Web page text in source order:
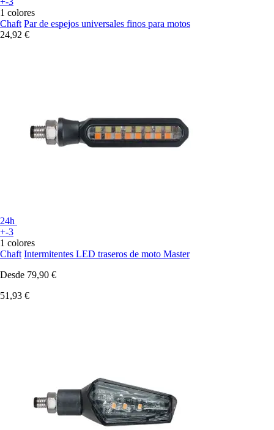
1 colores
Chaft Par de espejos universales finos para motos
24,92 €
24h
+-3
1 colores
Chaft Intermitentes LED traseros de moto Master
Desde 79,90 €
51,93 €